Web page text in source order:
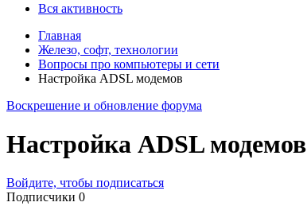
Вся активность
Главная
Железо, софт, технологии
Вопросы про компьютеры и сети
Настройка ADSL модемов
Воскрешение и обновление форума
Настройка ADSL модемов
Войдите, чтобы подписаться
Подписчики 0